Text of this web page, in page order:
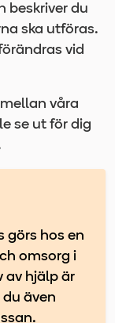
beskriver du
ska utföras.
vid
våra
se ut för dig
görs hos en
omsorg i
av hjälp är
även